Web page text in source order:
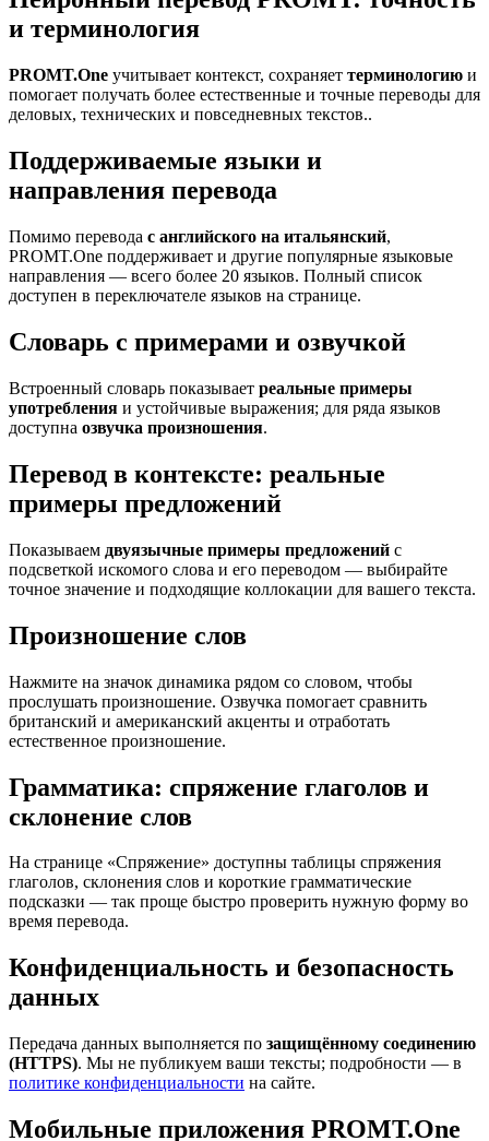
и терминология
PROMT.One учитывает контекст, сохраняет терминологию и
помогает получать более естественные и точные переводы для
деловых, технических и повседневных текстов..
Поддерживаемые языки и
направления перевода
Помимо перевода с английского на итальянский,
PROMT.One поддерживает и другие популярные языковые
направления — всего более 20 языков. Полный список
доступен в переключателе языков на странице.
Словарь с примерами и озвучкой
Встроенный словарь показывает реальные примеры
употребления и устойчивые выражения; для ряда языков
доступна озвучка произношения.
Перевод в контексте: реальные
примеры предложений
Показываем двуязычные примеры предложений с
подсветкой искомого слова и его переводом — выбирайте
точное значение и подходящие коллокации для вашего текста.
Произношение слов
Нажмите на значок динамика рядом со словом, чтобы
прослушать произношение. Озвучка помогает сравнить
британский и американский акценты и отработать
естественное произношение.
Грамматика: спряжение глаголов и
склонение слов
На странице «Спряжение» доступны таблицы спряжения
глаголов, склонения слов и короткие грамматические
подсказки — так проще быстро проверить нужную форму во
время перевода.
Конфиденциальность и безопасность
данных
Передача данных выполняется по защищённому соединению
(HTTPS). Мы не публикуем ваши тексты; подробности — в
политике конфиденциальности на сайте.
Мобильные приложения PROMT.One